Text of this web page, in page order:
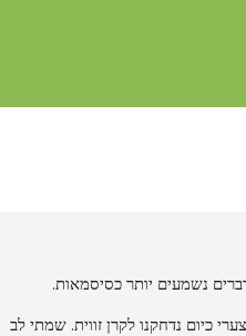
נשמעים יותר כסיסמאות.
כיום נדחקנו לקרן זווית. שמתי לב